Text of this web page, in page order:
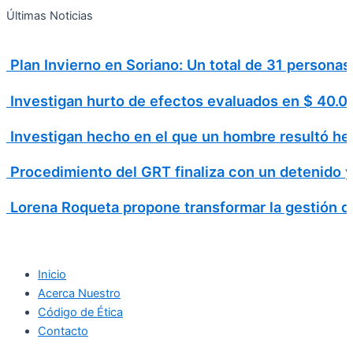
Ir
Últimas Noticias
Plan Invierno en Soriano: Un total de 31
Investigan hurto de efectos evaluados en $
Investigan hecho en el que un hombre resultó
Procedimiento del GRT finaliza con un detenido
Lorena Roqueta propone transformar la gestión
Inicio
Acerca Nuestro
Código de Ética
Contacto
Search